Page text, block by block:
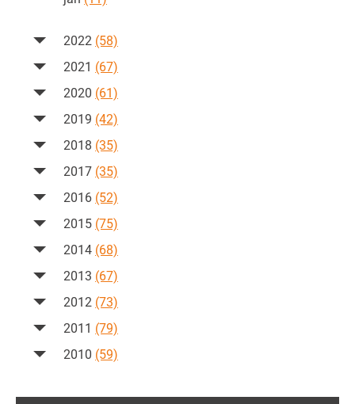
2022 (58)
2021 (67)
2020 (61)
2019 (42)
2018 (35)
2017 (35)
2016 (52)
2015 (75)
2014 (68)
2013 (67)
2012 (73)
2011 (79)
2010 (59)